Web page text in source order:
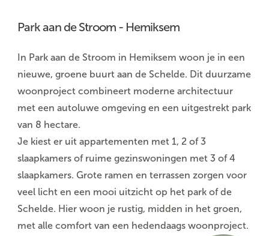
Park aan de Stroom - Hemiksem
In Park aan de Stroom in Hemiksem woon je in een
nieuwe, groene buurt aan de Schelde. Dit duurzame
woonproject combineert moderne architectuur
met een autoluwe omgeving en een uitgestrekt park
van 8 hectare.
Je kiest er uit appartementen met 1, 2 of 3
slaapkamers of ruime gezinswoningen met 3 of 4
slaapkamers. Grote ramen en terrassen zorgen voor
veel licht en een mooi uitzicht op het park of de
Schelde. Hier woon je rustig, midden in het groen,
met alle comfort van een hedendaags woonproject.